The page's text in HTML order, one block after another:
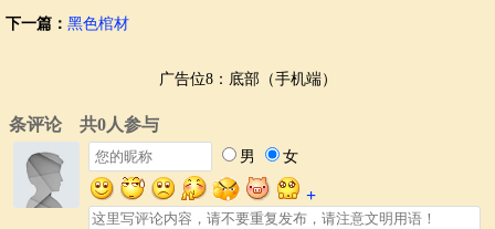
下一篇： 黑色棺材
广告位8：底部（手机端）